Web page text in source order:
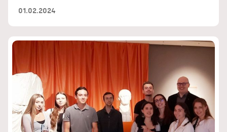
01.02.2024